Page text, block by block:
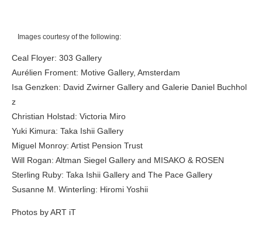
Images courtesy of the following:
Ceal Floyer: 303 Gallery
Aurélien Froment: Motive Gallery, Amsterdam
Isa Genzken: David Zwirner Gallery and Galerie Daniel Buchhol
z
Christian Holstad: Victoria Miro
Yuki Kimura: Taka Ishii Gallery
Miguel Monroy: Artist Pension Trust
Will Rogan: Altman Siegel Gallery and MISAKO & ROSEN
Sterling Ruby: Taka Ishii Gallery and The Pace Gallery
Susanne M. Winterling: Hiromi Yoshii
Photos by ART iT